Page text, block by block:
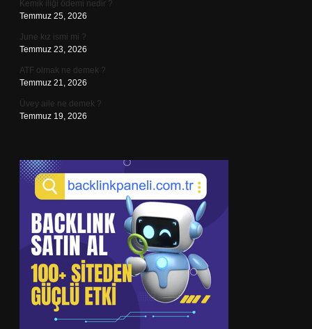
Kemik iliği ödemi nedir ?
Temmuz 25, 2026
June kız ismi mi ?
Temmuz 23, 2026
ATF olmak ne demek ?
Temmuz 21, 2026
Üvey aile ne demek ?
Temmuz 19, 2026